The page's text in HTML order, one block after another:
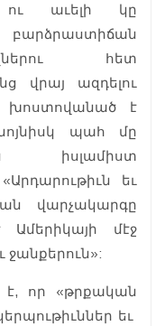
ու աւելի կը
բարձրաստիճան
հետ
վրայ ազդելու
խոստովանած է
պահ մը
իսլամիստ
եւ
վարչակարգը
Ամերիկայի մէջ
է, որ «թրքական
եւ